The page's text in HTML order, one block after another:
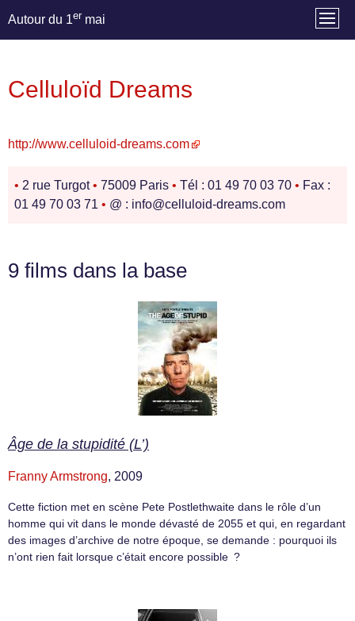
Autour du 1er mai
Celluloïd Dreams
http://www.celluloid-dreams.com
• 2 rue Turgot• 75009 Paris • Tél : 01 49 70 03 70 • Fax :
01 49 70 03 71 • @ : info@celluloid-dreams.com
9 films dans la base
Âge de la stupidité (L’)
Franny Armstrong, 2009
Cette fiction met en scène Pete Postlethwaite dans le rôle d’un
homme qui vit dans le monde dévasté de 2055 et qui, en regardant
des images d’archive de notre époque, se demande : pourquoi ils
n’ont rien fait lorsque c’était encore possible ?